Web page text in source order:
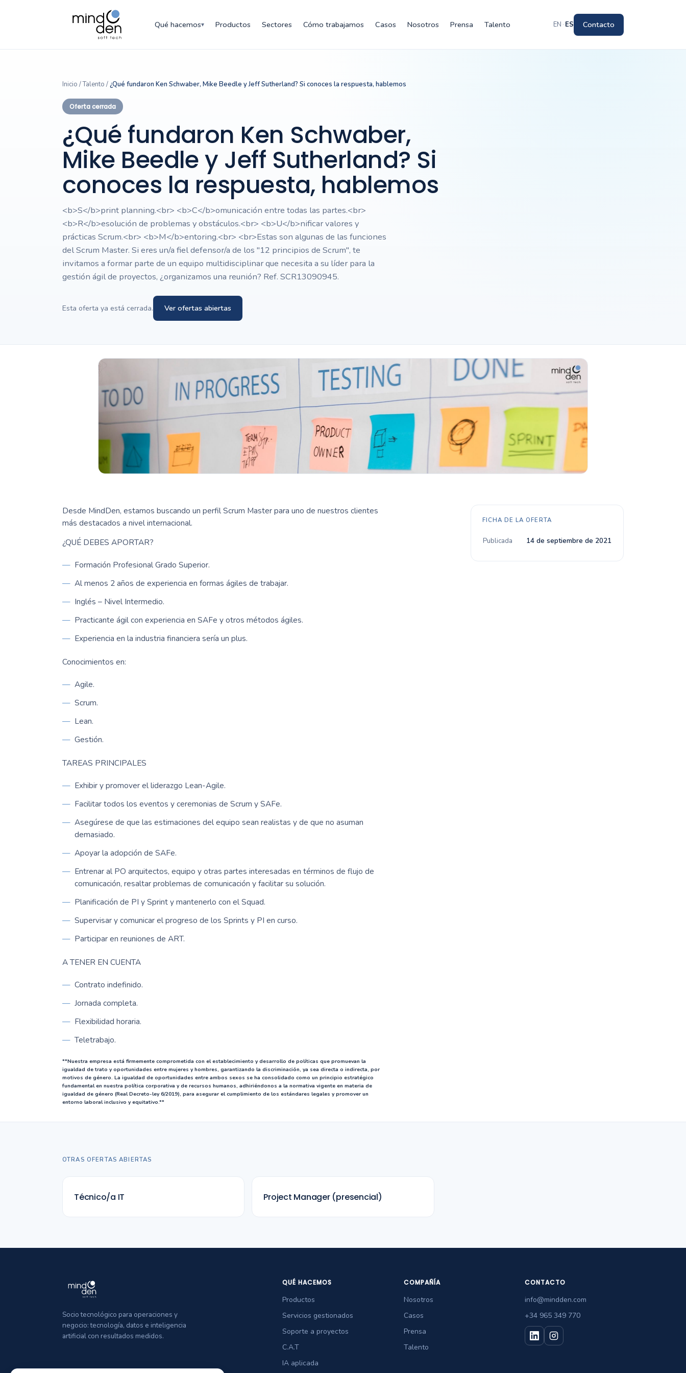
Qué hacemos▾ Productos Sectores Cómo trabajamos Casos Nosotros Prensa Talento EN · ES Contacto
Inicio /Talento /¿Qué fundaron Ken Schwaber, Mike Beedle y Jeff Sutherland? Si conoces la respuesta, hablemos
Oferta cerrada
¿Qué fundaron Ken Schwaber,
Mike Beedle y Jeff Sutherland? Si
conoces la respuesta, hablemos
<b>S</b>print planning.<br> <b>C</b>omunicación entre todas las partes.<br>
<b>R</b>esolución de problemas y obstáculos.<br> <b>U</b>nificar valores y
prácticas Scrum.<br> <b>M</b>entoring.<br> <br>Estas son algunas de las funciones
del Scrum Master. Si eres un/a fiel defensor/a de los "12 principios de Scrum", te
invitamos a formar parte de un equipo multidisciplinar que necesita a su líder para la
gestión ágil de proyectos, ¿organizamos una reunión? Ref. SCR13090945.
Esta oferta ya está cerrada. Ver ofertas abiertas
Desde MindDen, estamos buscando un perfil Scrum Master para uno de nuestros clientes
más destacados a nivel internacional.
¿QUÉ DEBES APORTAR?
Formación Profesional Grado Superior.
Al menos 2 años de experiencia en formas ágiles de trabajar.
Inglés – Nivel Intermedio.
Practicante ágil con experiencia en SAFe y otros métodos ágiles.
Experiencia en la industria financiera sería un plus.
Conocimientos en:
Agile.
Scrum.
Lean.
Gestión.
TAREAS PRINCIPALES
Exhibir y promover el liderazgo Lean-Agile.
Facilitar todos los eventos y ceremonias de Scrum y SAFe.
Asegúrese de que las estimaciones del equipo sean realistas y de que no asuman
demasiado.
Apoyar la adopción de SAFe.
Entrenar al PO arquitectos, equipo y otras partes interesadas en términos de flujo de
comunicación, resaltar problemas de comunicación y facilitar su solución.
Planificación de PI y Sprint y mantenerlo con el Squad.
Supervisar y comunicar el progreso de los Sprints y PI en curso.
Participar en reuniones de ART.
A TENER EN CUENTA
Contrato indefinido.
Jornada completa.
Flexibilidad horaria.
Teletrabajo.
**Nuestra empresa está firmemente comprometida con el establecimiento y desarrollo de políticas que promuevan la
igualdad de trato y oportunidades entre mujeres y hombres, garantizando la discriminación, ya sea directa o indirecta, por
motivos de género. La igualdad de oportunidades entre ambos sexos se ha consolidado como un principio estratégico
fundamental en nuestra política corporativa y de recursos humanos, adhiriéndonos a la normativa vigente en materia de
igualdad de género (Real Decreto-ley 6/2019), para asegurar el cumplimiento de los estándares legales y promover un
entorno laboral inclusivo y equitativo.**
FICHA DE LA OFERTA
Publicada 14 de septiembre de 2021
OTRAS OFERTAS ABIERTAS
Técnico/a IT Project Manager (presencial)
Socio tecnológico para operaciones y
negocio: tecnología, datos e inteligencia
artificial con resultados medidos.
QUÉ HACEMOS
Productos
Servicios gestionados
Soporte a proyectos
C.A.T
IA aplicada
COMPAÑÍA
Nosotros
Casos
Prensa
Talento
CONTACTO
info@mindden.com
+34 965 349 770